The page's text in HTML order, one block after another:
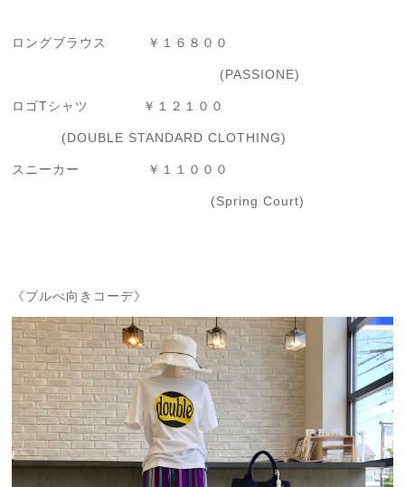
ロングブラウス ￥１６８００
(PASSIONE)
ロゴTシャツ ￥１２１００
(DOUBLE STANDARD CLOTHING)
スニーカー ￥１１０００
(Spring Court)
《ブルべ向きコーデ》